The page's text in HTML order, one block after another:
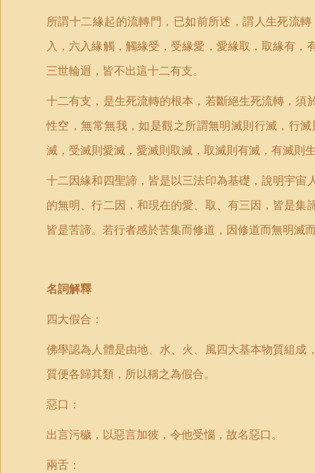
所謂十二緣起的流轉門，已如前所述，謂人生死流
入，六入緣觸，觸緣受，受緣愛，愛緣取，取緣有
三世輪迴，皆不出這十二有支。
十二有支，是生死流轉的根本，若斷絕生死流轉，
性空，無常無我，如是觀之所謂無明滅則行滅，行
滅，受滅則愛滅，愛滅則取滅，取滅則有滅，有滅則
十二因緣和四聖諦，皆是以三法印為基礎，說明宇
的無明、行二因，和現在的愛、取、有三因，皆是
皆是苦諦。若行者感於苦集而修道，因修道而無明滅
名詞解釋
四大假合：
佛學認為人體是由地、水、火、風四大基本物質組
質便各歸其類，所以稱之為假合。
惡口：
出言污穢，以惡言加彼，令他受惱，故名惡口。
兩舌：